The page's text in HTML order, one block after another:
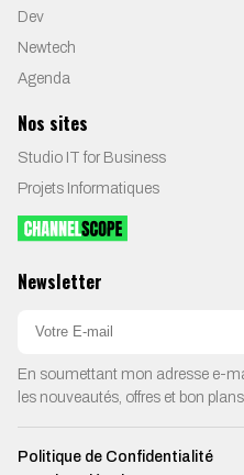
Dev
Newtech
Agenda
Nos sites
Studio IT for Business
Projets Informatiques
Newsletter
En soumettant mon adresse e-
les nouveautés, offres et bon
Politique de Confidentialité